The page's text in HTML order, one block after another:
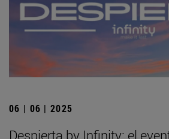
06 | 06 | 2025
Despierta by Infinity: el